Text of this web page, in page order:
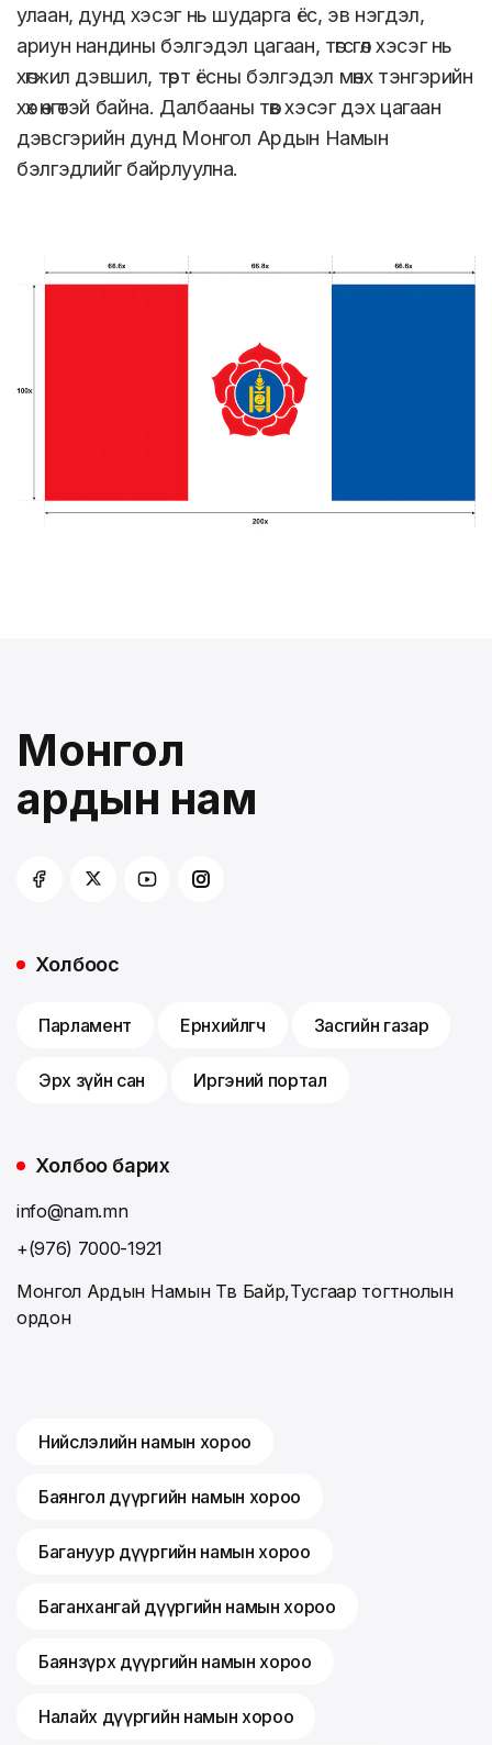
улаан, дунд хэсэг нь шударга ёс, эв нэгдэл,
ариун нандины бэлгэдэл цагаан, төгсгөл хэсэг нь
хөгжил дэвшил, төрт ёсны бэлгэдэл мөнх тэнгэрийн
хөх өнгөтэй байна. Далбааны төв хэсэг дэх цагаан
дэвсгэрийн дунд Монгол Ардын Намын
бэлгэдлийг байрлуулна.
Монгол
ардын нам
Холбоос
Парламент Ерөнхийлөгч Засгийн газар
Эрх зүйн сан Иргэний портал
Холбоо барих
info@nam.mn
+(976) 7000-1921
Монгол Ардын Намын Төв Байр,Тусгаар тогтнолын
ордон
Нийслэлийн намын хороо
Баянгол дүүргийн намын хороо
Багануур дүүргийн намын хороо
Баганхангай дүүргийн намын хороо
Баянзүрх дүүргийн намын хороо
Налайх дүүргийн намын хороо